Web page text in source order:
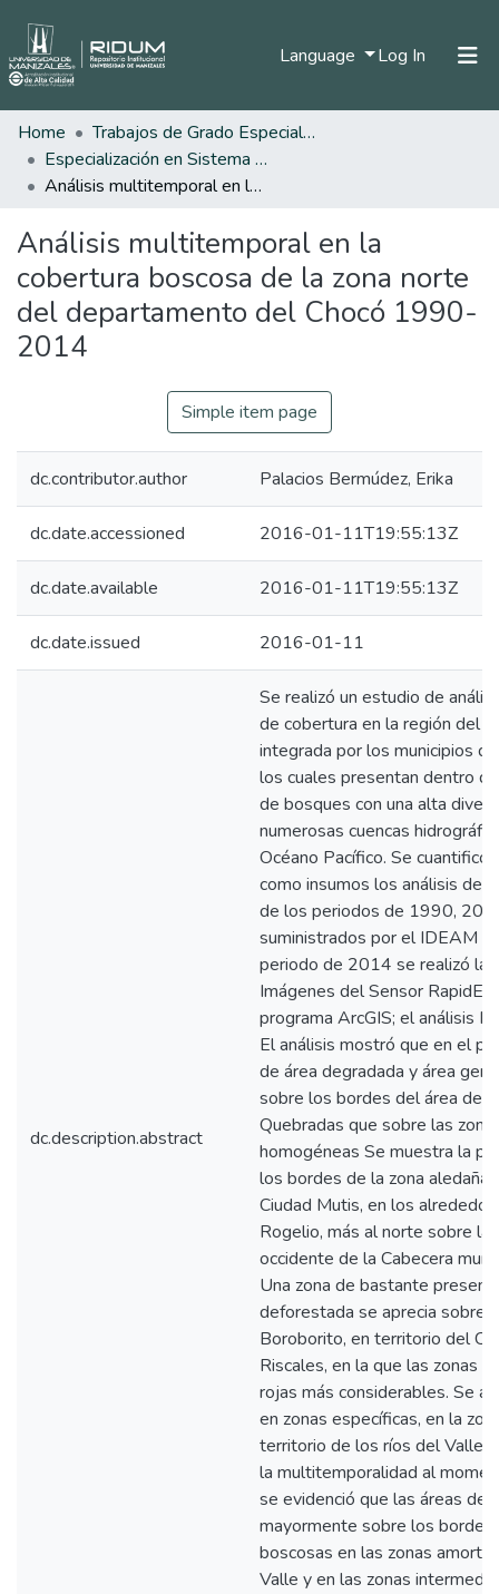
Language Log In (current)
Statistics
Home
Trabajos de Grado Especializaciones
Especialización en Sistema de Información Geográfica
Análisis multitemporal en la cobertura boscosa de la zona norte del departamento del Chocó 1990-2014
Análisis multitemporal en la
cobertura boscosa de la zona norte
del departamento del Chocó 1990-
2014
Simple item page
dc.contributor.author Palacios Bermúdez, Erika
dc.date.accessioned 2016-01-11T19:55:13Z
dc.date.available 2016-01-11T19:55:13Z
dc.date.issued 2016-01-11
dc.description.abstract
Se realizó un estudio de
de cobertura en la región del
integrada por los municipios
los cuales presentan dentro
de bosques con una alta
numerosas cuencas
Océano Pacífico. Se
como insumos los análisis de
de los periodos de 1990,
suministrados por el IDEAM
periodo de 2014 se realizó la
Imágenes del Sensor
programa ArcGIS; el análisis
El análisis mostró que en el
de área degradada y área
sobre los bordes del área de
Quebradas que sobre las
homogéneas Se muestra la
los bordes de la zona aledaña
Ciudad Mutis, en los
Rogelio, más al norte sobre la
occidente de la Cabecera
Una zona de bastante
deforestada se aprecia sobre
Boroborito, en territorio del
Riscales, en la que las zonas
rojas más considerables. Se
en zonas específicas, en la
territorio de los ríos del Valle
la multitemporalidad al
se evidenció que las áreas
mayormente sobre los borde
boscosas en las zonas
Valle y en las zonas